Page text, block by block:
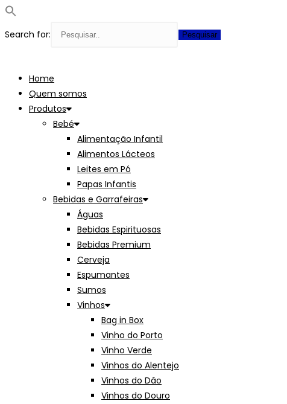
Search for:
contentHome
Quem somos
Produtos
Bebé
Alimentação Infantil
Alimentos Lácteos
Leites em Pó
Papas Infantis
Bebidas e Garrafeiras
Águas
Bebidas Espirituosas
Bebidas Premium
Cerveja
Espumantes
Sumos
Vinhos
Bag in Box
Vinho do Porto
Vinho Verde
Vinhos do Alentejo
Vinhos do Dão
Vinhos do Douro